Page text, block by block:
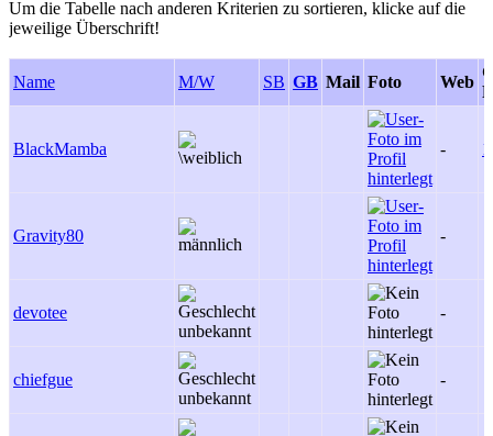
Um die Tabelle nach anderen Kriterien zu sortieren, klicke auf die
jeweilige Überschrift!
Name M/W SB GB Mail Foto Web
BlackMamba - 1
Gravity80 -
devotee -
chiefgue -